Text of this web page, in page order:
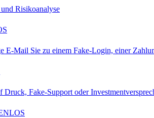
Risikoanalyse
E-Mail Sie zu einem Fake-Login, einer
Fake-Support oder